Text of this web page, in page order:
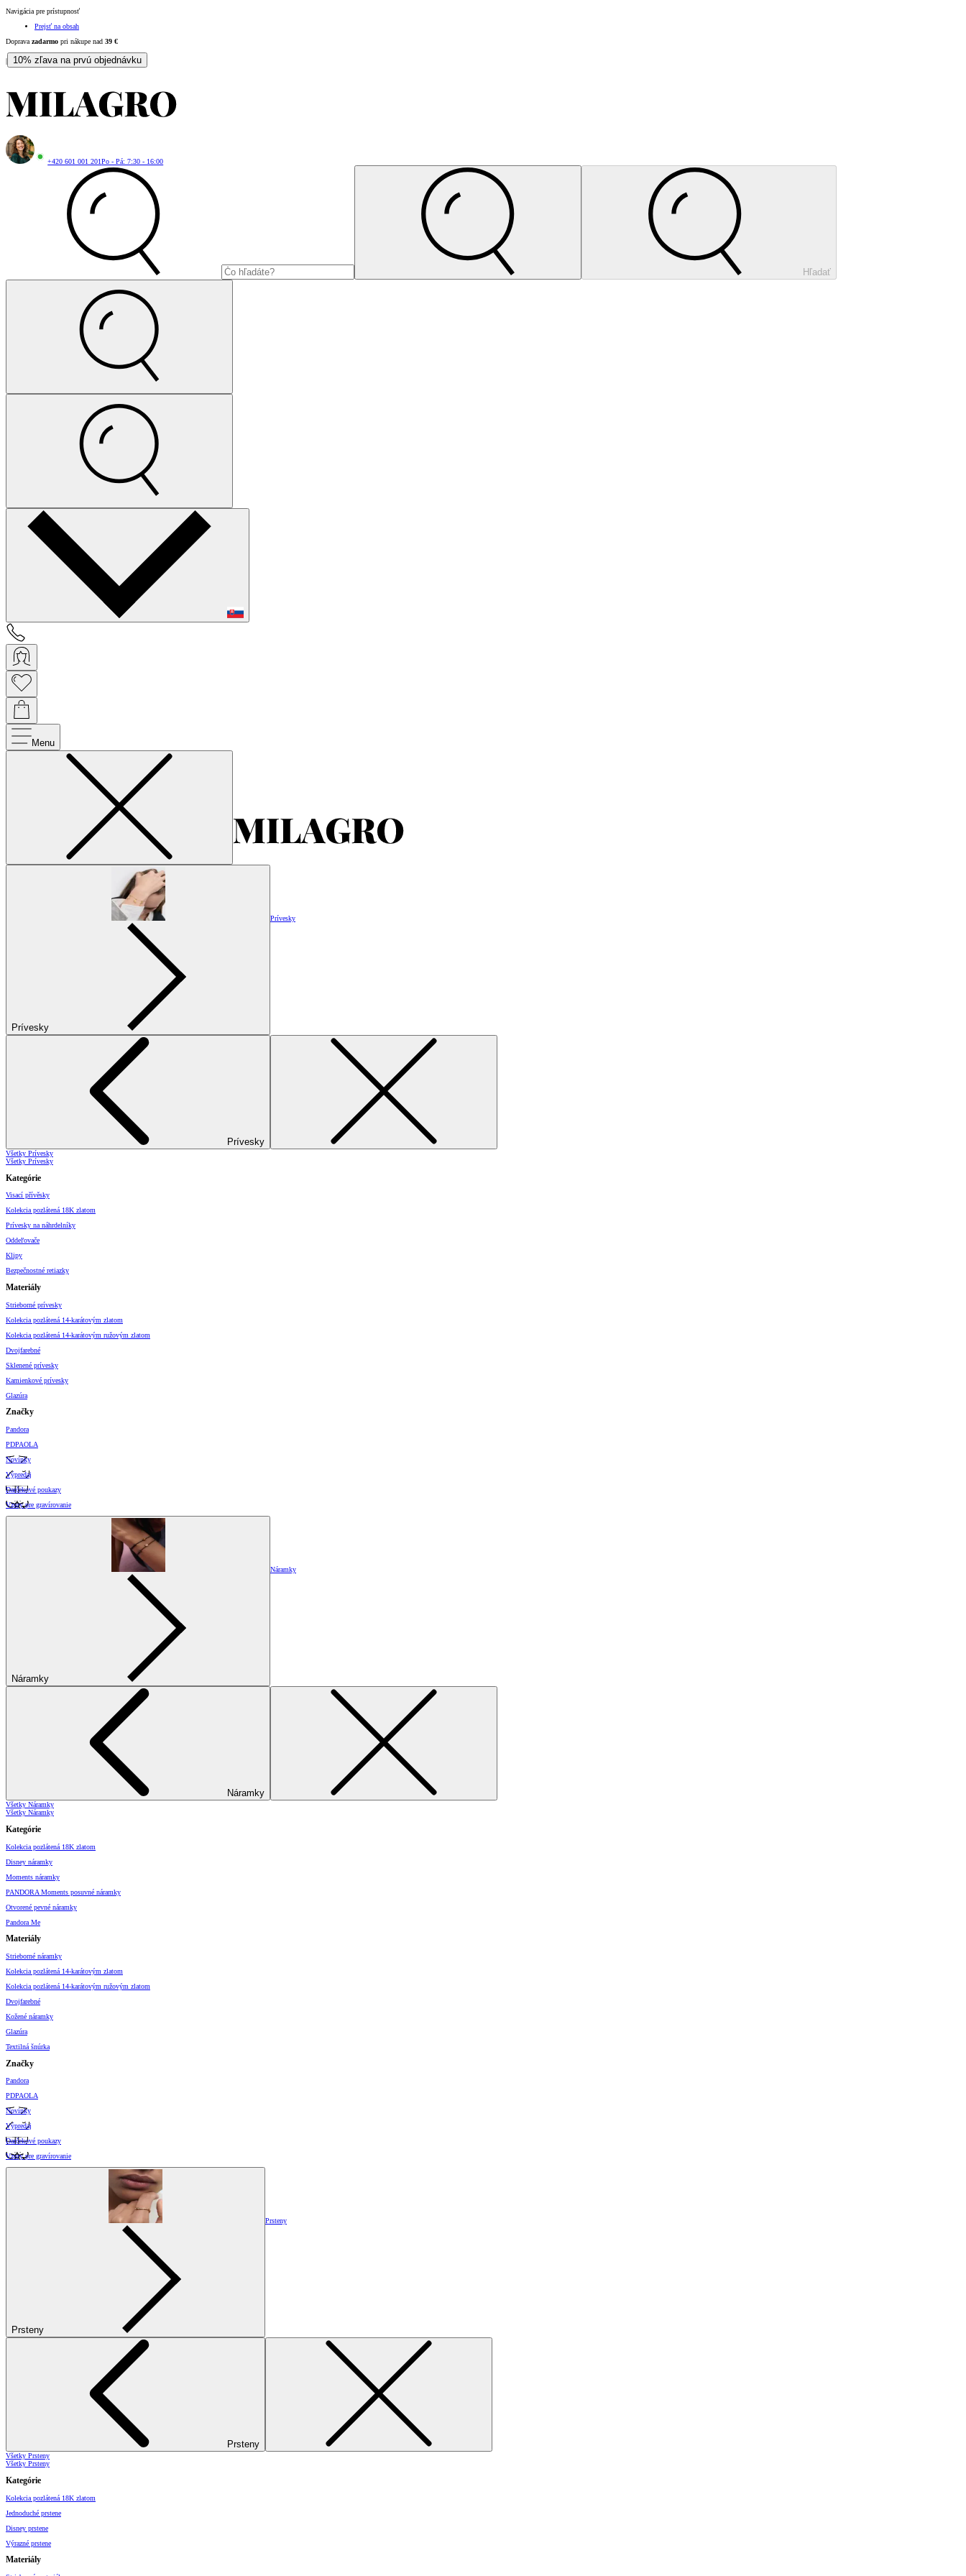
Navigácia pre prístupnosť
Prejsť na obsah
Doprava zadarmo pri nákupe nad 39 €
| 10% zľava na prvú objednávku
+420 601 001 201Po - Pá: 7:30 - 16:00
Hľadať
Menu
Prívesky
Prívesky
Prívesky
Všetky Prívesky
Všetky Prívesky
Kategórie
Visací přívěsky
Kolekcia pozlátená 18K zlatom
Prívesky na náhrdelníky
Oddeľovače
Klipy
Bezpečnostné retiazky
Materiály
Strieborné prívesky
Kolekcia pozlátená 14-karátovým zlatom
Kolekcia pozlátená 14-karátovým ružovým zlatom
Dvojfarebné
Sklenené prívesky
Kamienkové prívesky
Glazúra
Značky
Pandora
PDPAOLA
Novinky
Výpredaj
Darčekové poukazy
Vzory pre gravírovanie
Náramky
Náramky
Náramky
Všetky Náramky
Všetky Náramky
Kategórie
Kolekcia pozlátená 18K zlatom
Disney náramky
Moments náramky
PANDORA Moments posuvné náramky
Otvorené pevné náramky
Pandora Me
Materiály
Strieborné náramky
Kolekcia pozlátená 14-karátovým zlatom
Kolekcia pozlátená 14-karátovým ružovým zlatom
Dvojfarebné
Kožené náramky
Glazúra
Textilná šnúrka
Značky
Pandora
PDPAOLA
Novinky
Výpredaj
Darčekové poukazy
Vzory pre gravírovanie
Prsteny
Prsteny
Prsteny
Všetky Prsteny
Všetky Prsteny
Kategórie
Kolekcia pozlátená 18K zlatom
Jednoduché prstene
Disney prstene
Výrazné prstene
Materiály